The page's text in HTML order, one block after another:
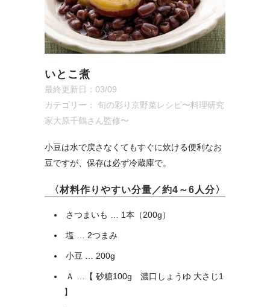
いとこ煮
最終更新日：03/09
カテゴリー： 旬の彩り京野菜レシピ〜料理研究
家大原千鶴さん監修〜
小豆は水で戻さなくてもすぐに炊ける便利なお
豆ですが、保存は必ず冷蔵庫で。
〈材料作りやすい分量／約4～6人分〉
さつまいも … 1本（200g）
塩 … 2つまみ
小豆 … 200g
Ａ …【 砂糖100g 濃口しょうゆ 大さじ1
】